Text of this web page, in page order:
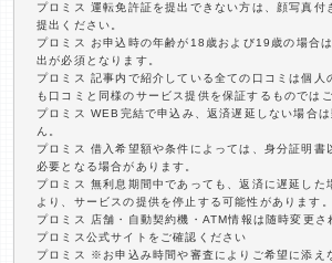
プロミス 運転免許証を提出できない方は、顔写真付
提出ください。
プロミス お申込時の年齢が18歳および19歳の場合
出が必須となります。
プロミス 記事内で紹介している全ての口コミは個人
も口コミと同様のサービス提供を保証するものでは
プロミス WEB完結で申込み、返済遅延しない場合
ん。
プロミス 借入希望額や条件によっては、身分証明書
必要となる場合があります。
プロミス 無利息期間中であっても、返済に遅延した
より、サービスの提供を停止する可能性があります。
プロミス 店舗・自動契約機・ATM情報は随時変更さ
プロミス公式サイトをご確認ください
プロミス ※お申込み時間や審査によりご希望に添え